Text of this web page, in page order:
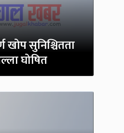
खोप सुनिश्चितता
घोषित